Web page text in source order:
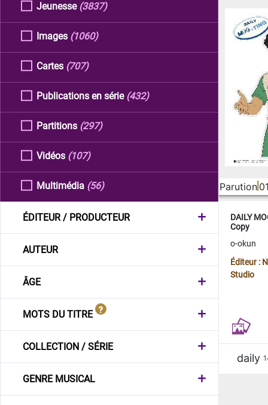
Jeunesse (3837)
Images (1060)
Cartes (707)
Publications en série (432)
Partitions (297)
Vidéos (107)
Multimédia (56)
ÉDITEUR / PRODUCTEUR
AUTEUR
ÂGE
MOTS DU TITRE
COLLECTION / SÉRIE
GENRE MUSICAL
Parution
DAILY
Copy
o-okun
Éditeur :
Studio
daily